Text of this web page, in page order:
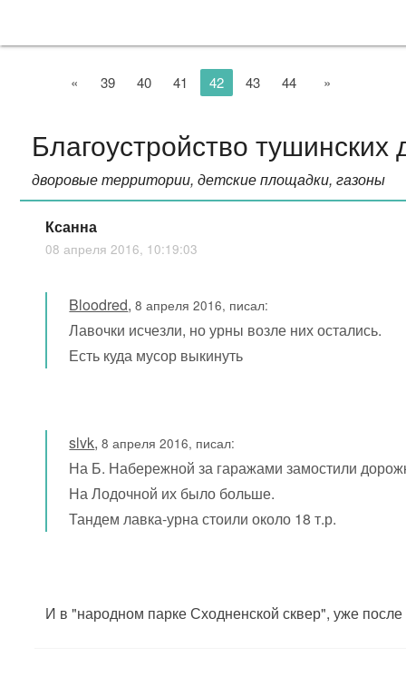
« 39 40 41 42 43 44 »
Благоустройство тушинских
дворовые территории, детские площадки, газоны
Ксанна
08 апреля 2016, 10:19:03
Bloodred,8 апреля 2016, писал:
Лавочки исчезли, но урны возле них остались.
Есть куда мусор выкинуть
slvk,8 апреля 2016, писал:
На Б. Набережной за гаражами замостили
На Лодочной их было больше.
Тандем лавка-урна стоили около 18 т.р.
И в "народном парке Сходненской сквер", уже после